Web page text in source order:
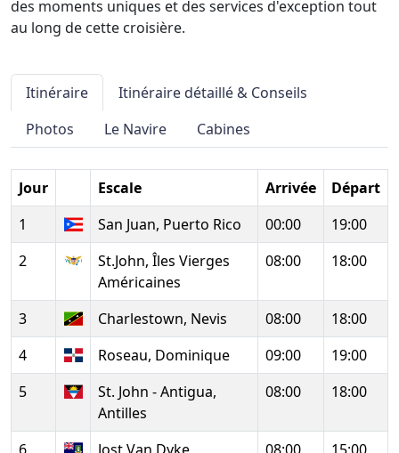
des moments uniques et des services d'exception tout
au long de cette croisière.
Itinéraire
Itinéraire détaillé & Conseils
Photos
Le Navire Cabines
Jour Escale Arrivée
Départ
1
San Juan, Puerto Rico 00:00
19:00
2
St.John, Îles Vierges
Américaines
08:00 18:00
3 Charlestown, Nevis 08:00
18:00
4
Roseau, Dominique 09:00
19:00
5
St. John - Antigua,
Antilles
08:00 18:00